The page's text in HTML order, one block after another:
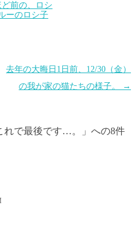
前の、ロシ
ーのロシ子
去年の大晦日1日前、12/30（金）
の我が家の猫たちの様子。
→
で最後です…。
」への8件